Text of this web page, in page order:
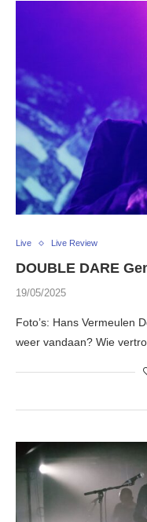
Live Live Review
DOUBLE DARE
19/05/2025
Foto’s: Hans Vermeulen
weer vandaan? Wie